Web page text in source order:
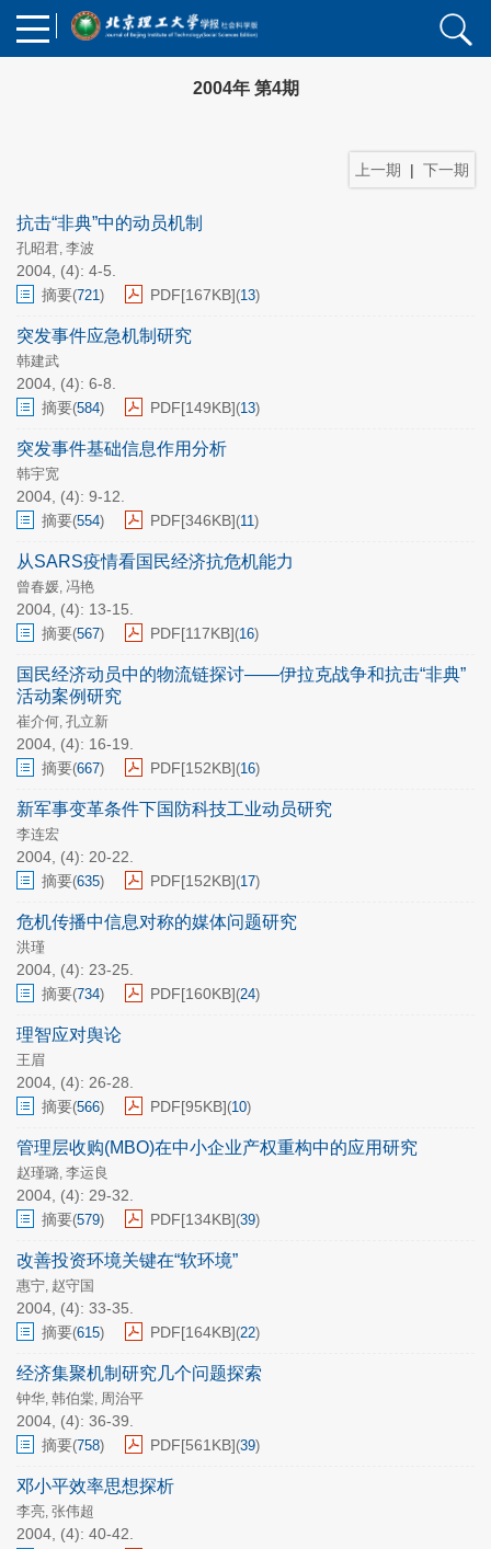
2004年 第4期
上一期 | 下一期
抗击“非典”中的动员机制
孔昭君, 李波
2004, (4): 4-5.
摘要(721) PDF[167KB](13)
突发事件应急机制研究
韩建武
2004, (4): 6-8.
摘要(584) PDF[149KB](13)
突发事件基础信息作用分析
韩宇宽
2004, (4): 9-12.
摘要(554) PDF[346KB](11)
从SARS疫情看国民经济抗危机能力
曾春媛, 冯艳
2004, (4): 13-15.
摘要(567) PDF[117KB](16)
国民经济动员中的物流链探讨——伊拉克战争和抗击“非典”
活动案例研究
崔介何, 孔立新
2004, (4): 16-19.
摘要(667) PDF[152KB](16)
新军事变革条件下国防科技工业动员研究
李连宏
2004, (4): 20-22.
摘要(635) PDF[152KB](17)
危机传播中信息对称的媒体问题研究
洪瑾
2004, (4): 23-25.
摘要(734) PDF[160KB](24)
理智应对舆论
王眉
2004, (4): 26-28.
摘要(566) PDF[95KB](10)
管理层收购(MBO)在中小企业产权重构中的应用研究
赵瑾璐, 李运良
2004, (4): 29-32.
摘要(579) PDF[134KB](39)
改善投资环境关键在“软环境”
惠宁, 赵守国
2004, (4): 33-35.
摘要(615) PDF[164KB](22)
经济集聚机制研究几个问题探索
钟华, 韩伯棠, 周治平
2004, (4): 36-39.
摘要(758) PDF[561KB](39)
邓小平效率思想探析
李亮, 张伟超
2004, (4): 40-42.